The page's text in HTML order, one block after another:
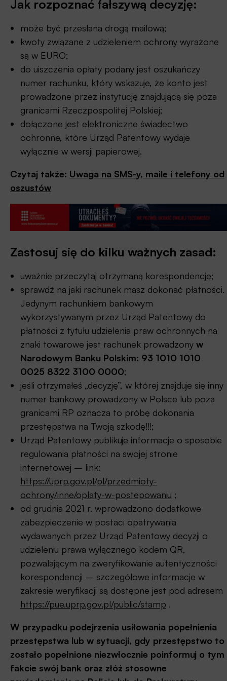
Jak rozpoznać fałszywą decyzję:
może być przesłana drogą mailową;
kwoty związane z udzieleniem ochrony wyrażone
są w EURO;
do uiszczenia opłaty podany jest oszukańczy
numer rachunku, który wskazuje, że konto jest
prowadzone przez instytucję znajdującą się poza
granicami Rzeczpospolitej Polskiej;
dołączone jest elektroniczne świadectwo
ochronne, które Urząd Patentowy wydaje
wyłącznie w wersji papierowej.
Czytaj także: Uwaga na SMS-y, maile i telefony od
oszustów
Zastosuj się do kilku ważnych zasad:
uważnie przeczytaj otrzymaną korespondencję;
sprawdź na jaki rachunek masz dokonać płatności.
Jedynym rachunkiem bankowym
wykorzystywanym przez Urząd Patentowy do
płatności z tytułu udzielenia praw ochronnych na
znaki towarowe jest rachunek prowadzony w
Narodowym Banku Polskim: 93 1010 1010
0025 8322 3100 0000;
jeśli otrzymałeś „decyzję”, w której znajduje się inny
numer bankowy prowadzony w Polsce lub poza
granicami RP oznacza to próbę dokonania
przestępstwa na Twoją szkodę!!!;
Urząd Patentowy publikuje informacje o sposobie
regulowania płatności na swojej stronie
internetowej – link:
https://uprp.gov.pl/pl/przedmioty-
ochrony/inne/oplaty-w-postepowaniu ;
od grudnia 2021 r. wprowadzono dodatkowe
zabezpieczenie w postaci opatrywania
wydawanych przez Urząd Patentowy decyzji o
udzieleniu prawa wyłącznego kodem QR,
pozwalającym na zweryfikowanie autentyczności
korespondencji – szczegółowe informacje w
zakresie weryfikacji są dostępne jest pod adresem
https://pue.uprp.gov.pl/public/stamp .
W przypadku podejrzenia usiłowania popełnienia
przestępstwa lub w sytuacji, gdy przestępstwo to
zostało popełnione niezwłocznie poinformuj o tym
fakcie swój bank oraz złóż stosowne